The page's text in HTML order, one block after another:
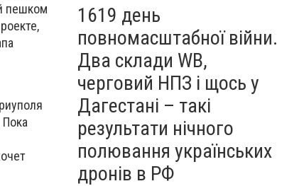
пешком
1619 день
повномасштабної війни.
Два склади WB,
черговий НПЗ і щось у
Дагестані – такі
результати нічного
полювання українських
дронів в РФ